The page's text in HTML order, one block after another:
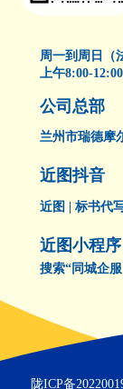
周一到周日（
上午8:00-
公司总部
兰州市瑞德摩
近图抖音
近图 | 标书代
近图小程序
搜索“同城企
陇ICP备